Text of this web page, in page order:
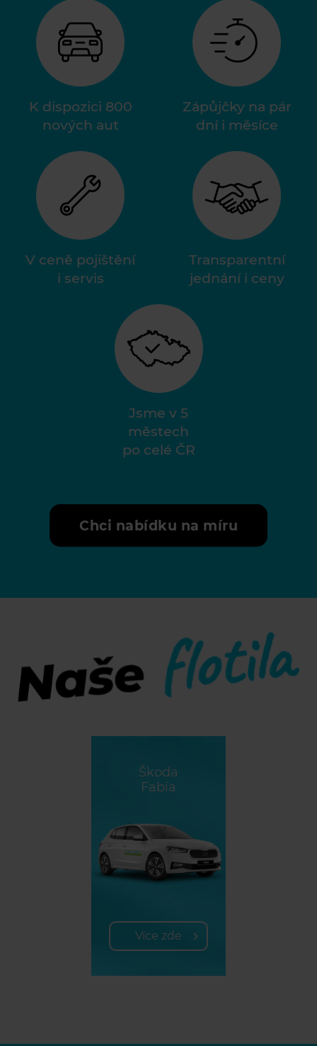
K dispozici 800
nových aut
Zápůjčky na pár
dní i měsíce
V ceně pojištění
i servis
Transparentní
jednání i ceny
Jsme v 5
městech
po celé ČR
Chci nabídku na míru
Škoda
Fabia
Více zde